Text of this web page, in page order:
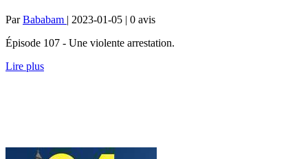
ParBababam | 2023-01-05 | 0 avis
Épisode 107 - Une violente arrestation.
Lire plus